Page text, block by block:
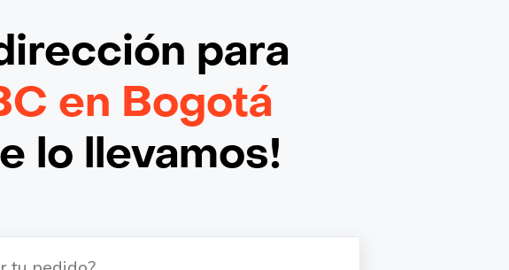
para
en Bogotá
lo llevamos!